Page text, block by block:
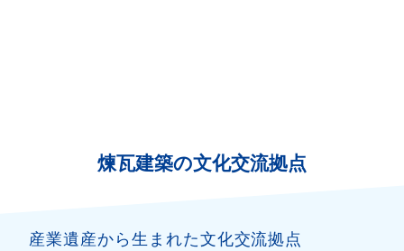
煉瓦建築の文化交流拠点
産業遺産から生まれた文化交流拠点